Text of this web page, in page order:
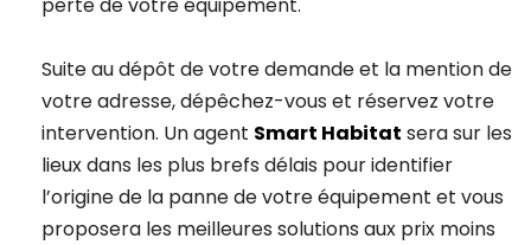
Suite au dépôt de votre demande et la mention de
votre adresse, dépêchez-vous et réservez votre
intervention. Un agent Smart Habitat sera sur les
lieux dans les plus brefs délais pour identifier
l’origine de la panne de votre équipement et vous
proposera les meilleures solutions aux prix moins